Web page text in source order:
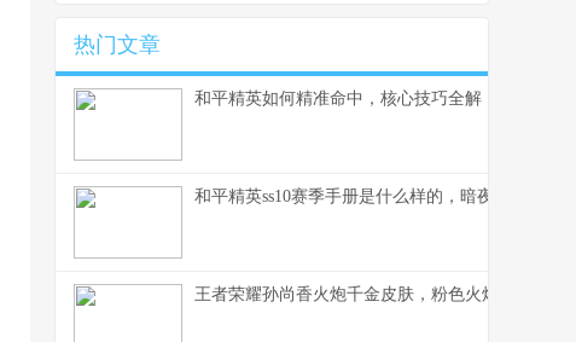
热门文章
和平精英如何精准命中，核心技巧全解，副标题，
和平精英ss10赛季手册是什么样的，暗夜锋芒的战
王者荣耀孙尚香火炮千金皮肤，粉色火炮的战场华